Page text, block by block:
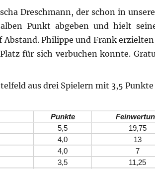
Dreschmann, der schon in
Punkt abgeben und hielt
Philippe und Frank
für sich verbuchen konnte.
aus drei Spielern mit 3,5
Punkte
5,5
19,75
4,0
13
4,0
7
3,5
11,25